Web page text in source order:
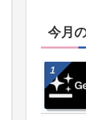
今月